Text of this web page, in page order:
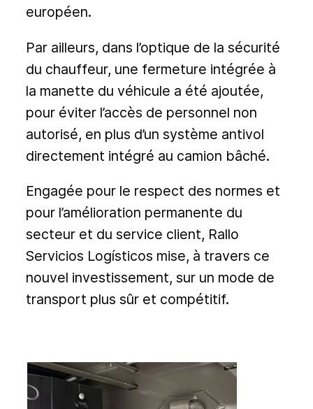
européen.
Par ailleurs, dans l’optique de la sécurité
du chauffeur, une fermeture intégrée à
la manette du véhicule a été ajoutée,
pour éviter l’accès de personnel non
autorisé, en plus d’un système antivol
directement intégré au camion bâché.
Engagée pour le respect des normes et
pour l’amélioration permanente du
secteur et du service client, Rallo
Servicios Logísticos mise, à travers ce
nouvel investissement, sur un mode de
transport plus sûr et compétitif.